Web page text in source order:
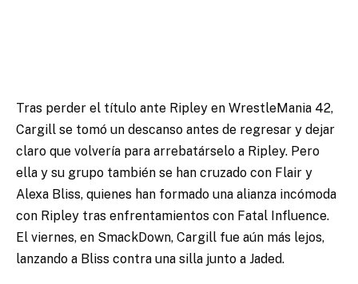
Tras perder el título ante Ripley en WrestleMania 42,
Cargill se tomó un descanso antes de regresar y dejar
claro que volvería para arrebatárselo a Ripley. Pero
ella y su grupo también se han cruzado con Flair y
Alexa Bliss, quienes han formado una alianza incómoda
con Ripley tras enfrentamientos con Fatal Influence.
El viernes, en SmackDown, Cargill fue aún más lejos,
lanzando a Bliss contra una silla junto a Jaded.